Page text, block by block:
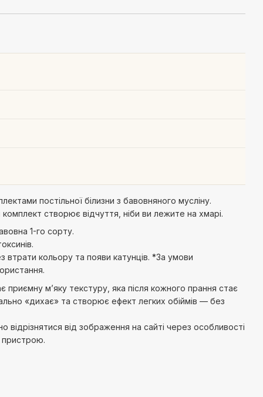
постільної білизни з бавовняного мусліну.
створює відчуття, ніби ви лежите на хмарі.
1-го сорту.
кольору та появи катунців. *За умови
приємну м’яку текстуру, яка після кожного прання стає
«дихає» та створює ефект легких обіймів — без
від зображення на сайті через особливості
пристрою.